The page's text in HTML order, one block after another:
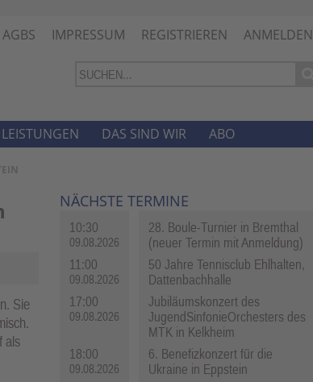
AGBS IMPRESSUM REGISTRIEREN ANMELDEN
Sie
als
NÄCHSTE TERMINE
10:30
09.08.2026
28. Boule-Turnier in Bremthal
(neuer Termin mit Anmeldung)
11:00
09.08.2026
50 Jahre Tennisclub Ehlhalten,
Dattenbachhalle
17:00
09.08.2026
Jubiläumskonzert des
JugendSinfonieOrchesters des
MTK in Kelkheim
18:00
09.08.2026
6. Benefizkonzert für die
Ukraine in Eppstein
DAS SIND WIR ABO